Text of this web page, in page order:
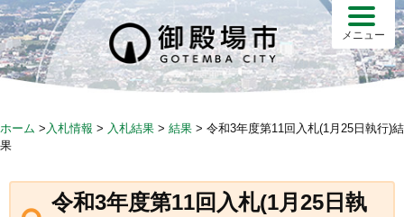
Skip
to
content
メニュー
ホーム > 入札情報 > 入札結果 > 結果 > 令和3年度第11回入札(1月25日執行)結
果
令和3年度第11回入札(1月25日執